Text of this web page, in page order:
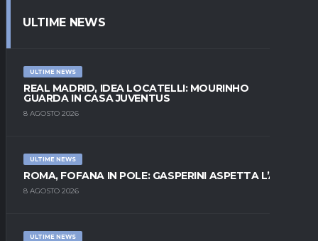
ULTIME NEWS
ULTIME NEWS
REAL MADRID, IDEA LOCATELLI: MOURINHO
GUARDA IN CASA JUVENTUS
8 AGOSTO 2026
ULTIME NEWS
ROMA, FOFANA IN POLE: GASPERINI ASPETTA L’ALA
8 AGOSTO 2026
ULTIME NEWS